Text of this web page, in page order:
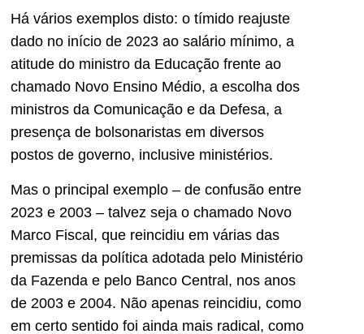
Há vários exemplos disto: o tímido reajuste
dado no início de 2023 ao salário mínimo, a
atitude do ministro da Educação frente ao
chamado Novo Ensino Médio, a escolha dos
ministros da Comunicação e da Defesa, a
presença de bolsonaristas em diversos
postos de governo, inclusive ministérios.
Mas o principal exemplo – de confusão entre
2023 e 2003 – talvez seja o chamado Novo
Marco Fiscal, que reincidiu em várias das
premissas da política adotada pelo Ministério
da Fazenda e pelo Banco Central, nos anos
de 2003 e 2004. Não apenas reincidiu, como
em certo sentido foi ainda mais radical, como